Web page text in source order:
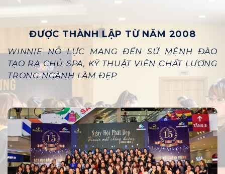
ĐƯỢC THÀNH LẬP TỪ NĂM 2008
WINNIE NỖ LỰC MANG ĐẾN SỨ MỆNH ĐÀO
TẠO RA CHỦ SPA, KỸ THUẬT VIÊN CHẤT LƯỢNG
TRONG NGÀNH LÀM ĐẸP